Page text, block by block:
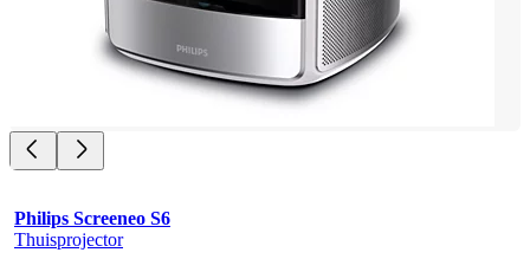
Philips Screeneo S6
Thuisprojector